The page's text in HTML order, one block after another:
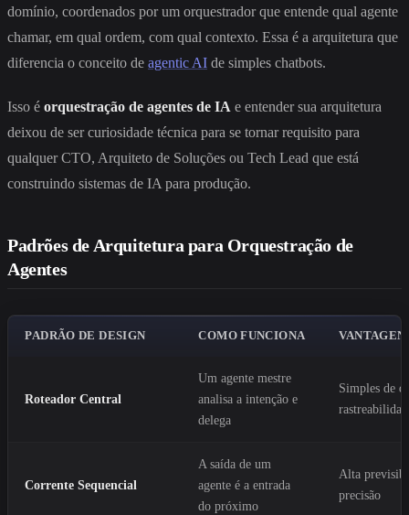
domínio, coordenados por um orquestrador que entende qual agente
chamar, em qual ordem, com qual contexto. Essa é a arquitetura que
diferencia o conceito de agentic AI de simples chatbots.
Isso é orquestração de agentes de IA e entender sua arquitetura
deixou de ser curiosidade técnica para se tornar requisito para
qualquer CTO, Arquiteto de Soluções ou Tech Lead que está
construindo sistemas de IA para produção.
Padrões de Arquitetura para Orquestração de
Agentes
PADRÃO DE DESIGN COMO FUNCIONA
Roteador Central
Um agente mestre
analisa a intenção e
delega
Simples de
Corrente Sequencial
A saída de um
agente é a entrada
do próximo
Alta
precisão